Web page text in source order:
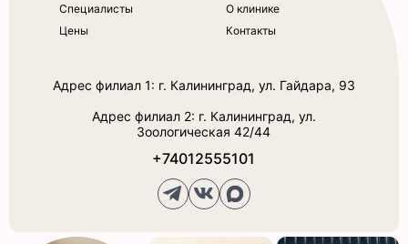
Специалисты
Цены
О клинике
Контакты
Адрес филиал 1: г. Калининград, ул. Гайдара, 93
Адрес филиал 2: г. Калининград, ул.
Зоологическая 42/44
+74012555101